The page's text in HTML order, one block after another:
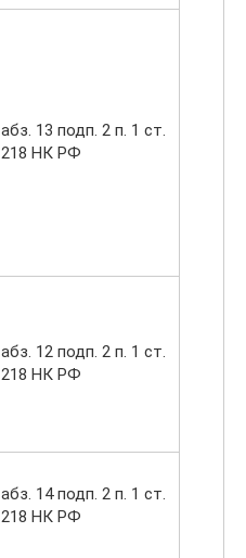
абз. 13 подп. 2 п. 1 ст.
218 НК РФ
абз. 12 подп. 2 п. 1 ст.
218 НК РФ
абз. 14 подп. 2 п. 1 ст.
218 НК РФ